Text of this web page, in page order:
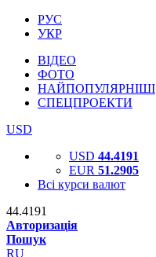
РУС
УКР
ВІДЕО
ФОТО
НАЙПОПУЛЯРНІШІ
СПЕЦПРОЕКТИ
USD
USD 44.4191
EUR 51.2905
Всі курси валют
44.4191
Авторизація
Пошук
RU